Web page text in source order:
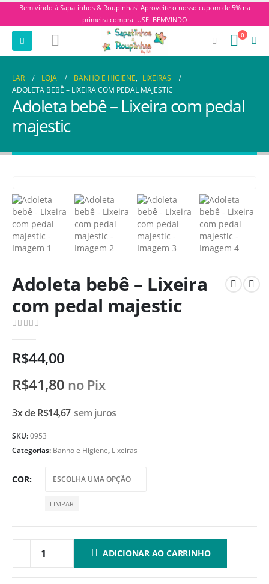
Bem vindo à Sapatinhos & Roupinhas! Aproveite o nosso cupom de 5% na
primeira compra. USE: BEMVINDO
0
LAR LOJA BANHO E HIGIENE, LIXEIRAS
ADOLETA BEBÊ – LIXEIRA COM PEDAL MAJESTIC
Adoleta bebê – Lixeira com pedal
majestic
Adoleta bebê – Lixeira
com pedal majestic
R$44,00
R$41,80 no Pix
3x deR$14,67 sem juros
SKU:0953
Categorias: Banho e Higiene, Lixeiras
COR
LIMPAR
ADICIONAR AO CARRINHO